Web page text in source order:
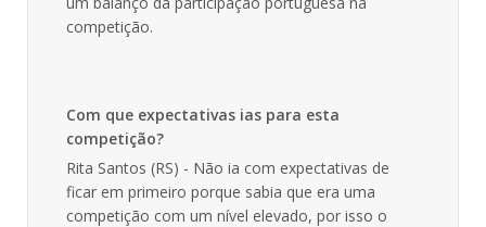
competição.
Com que expectativas ias para esta
competição?
Rita Santos (RS) - Não ia com expectativas de
ficar em primeiro porque sabia que era uma
competição com um nível elevado, por isso o